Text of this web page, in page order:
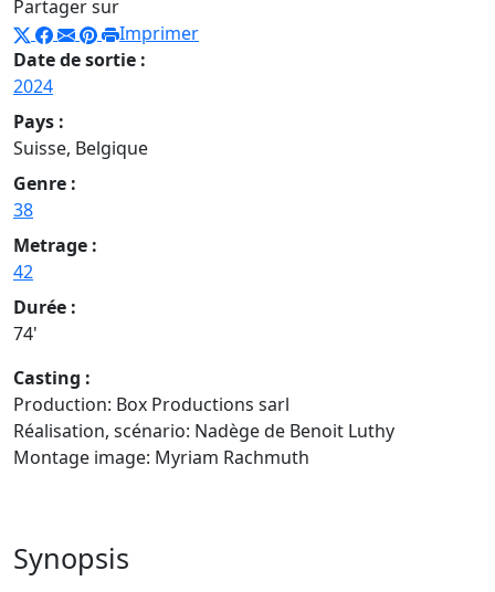
Partager sur
Imprimer
Date de sortie :
2024
Pays :
Suisse, Belgique
Genre :
38
Metrage :
42
Durée :
74'
Casting :
Production: Box Productions sarl
Réalisation, scénario: Nadège de Benoit Luthy
Montage image: Myriam Rachmuth
Synopsis